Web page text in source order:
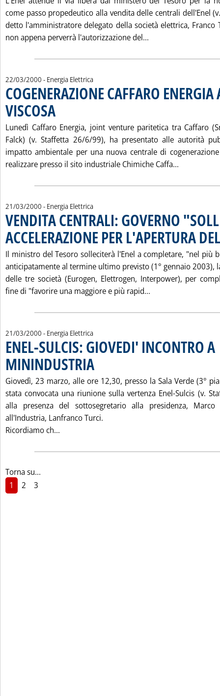
come passo propedeutico alla vendita delle centrali dell'Enel
detto l'amministratore delegato della società elettrica, Franco
non appena perverrà l'autorizzazione del...
22/03/2000 - Energia Elettrica
COGENERAZIONE CAFFARO ENERGIA
VISCOSA
Lunedì Caffaro Energia, joint venture paritetica tra Caffaro
Falck) (v. Staffetta 26/6/99), ha presentato alle autorità
impatto ambientale per una nuova centrale di
realizzare presso il sito industriale Chimiche Caffa...
21/03/2000 - Energia Elettrica
VENDITA CENTRALI: GOVERNO
ACCELERAZIONE PER L'APERTURA
Il ministro del Tesoro solleciterà l'Enel a completare, "nel più
anticipatamente al termine ultimo previsto (1° gennaio 2003),
delle tre società (Eurogen, Elettrogen, Interpower), per
fine di "favorire una maggiore e più rapid...
21/03/2000 - Energia Elettrica
ENEL-SULCIS: GIOVEDI' INCONTRO A
MININDUSTRIA
Giovedì, 23 marzo, alle ore 12,30, presso la Sala Verde (3°
stata convocata una riunione sulla vertenza Enel-Sulcis (v.
alla presenza del sottosegretario alla presidenza,
all'Industria, Lanfranco Turci.
Ricordiamo ch...
Torna su...
1
2 3